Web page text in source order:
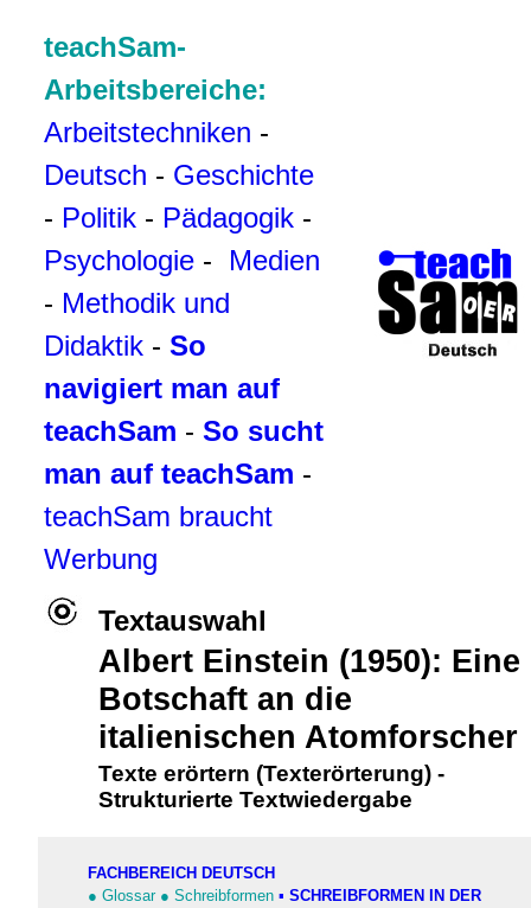
teachSam-
Arbeitsbereiche:
Arbeitstechniken -
Deutsch - Geschichte
- Politik - Pädagogik -
Psychologie - Medien
- Methodik und
Didaktik - So
navigiert man auf
teachSam - So sucht
man auf teachSam -
teachSam braucht
Werbung
Textauswahl
Albert Einstein (1950): Eine
Botschaft an die
italienischen Atomforscher
Texte erörtern (Texterörterung) -
Strukturierte Textwiedergabe
FACHBEREICH DEUTSCH
● Glossar ● Schreibformen ▪ SCHREIBFORMEN IN DER